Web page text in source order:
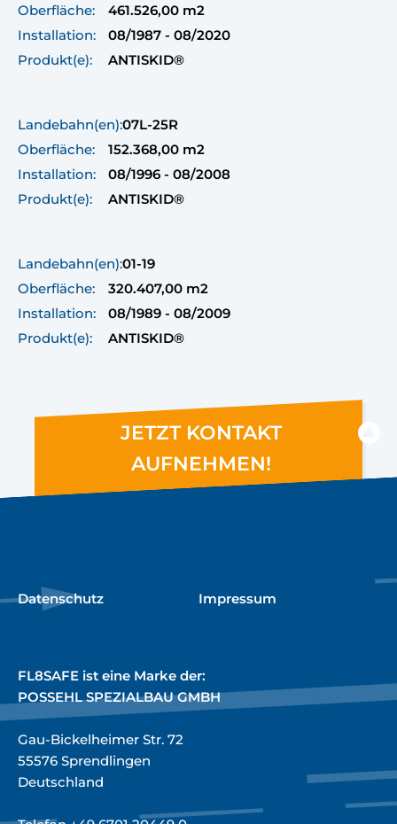
Oberfläche:
461.526,00 m2
Installation:
08/1987 - 08/2020
Produkt(e):
ANTISKID®
Landebahn(en):07L-25R
Oberfläche:
152.368,00 m2
Installation:
08/1996 - 08/2008
Produkt(e):
ANTISKID®
Landebahn(en):01-19
Oberfläche:
320.407,00 m2
Installation:
08/1989 - 08/2009
Produkt(e):
ANTISKID®
JETZT KONTAKT
AUFNEHMEN!
Datenschutz Impressum
FL8SAFE ist eine Marke der:
POSSEHL SPEZIALBAU GMBH
Gau-Bickelheimer Str. 72
55576 Sprendlingen
Deutschland